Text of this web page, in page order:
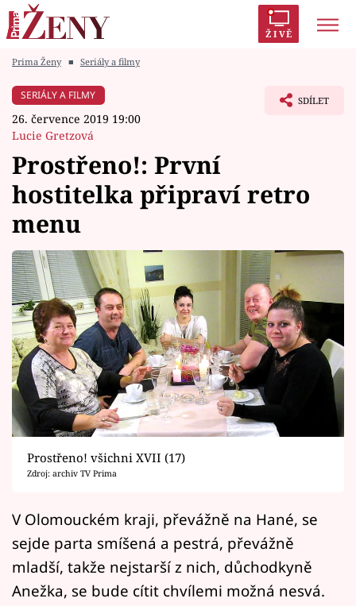
ŽIVĚ
Módní alarm
Témata
Celebrity
Vztahy
Seriály
Horoskopy
Sledujte prima+
Filmový festival Karlovy Vary
Pořady
Mámy sobě
Přihlášení
Prima Ženy ■ Seriály a filmy
SERIÁLY A FILMY
26. července 2019 19:00
Lucie Gretzová
SDÍLET
Prostřeno!: První
hostitelka připraví retro
menu
Prostřeno! všichni XVII (17)
Zdroj: archiv TV Prima
V Olomouckém kraji, převážně na Hané, se
sejde parta smíšená a pestrá, převážně
mladší, takže nejstarší z nich, důchodkyně
Anežka, se bude cítit chvílemi možná nesvá.